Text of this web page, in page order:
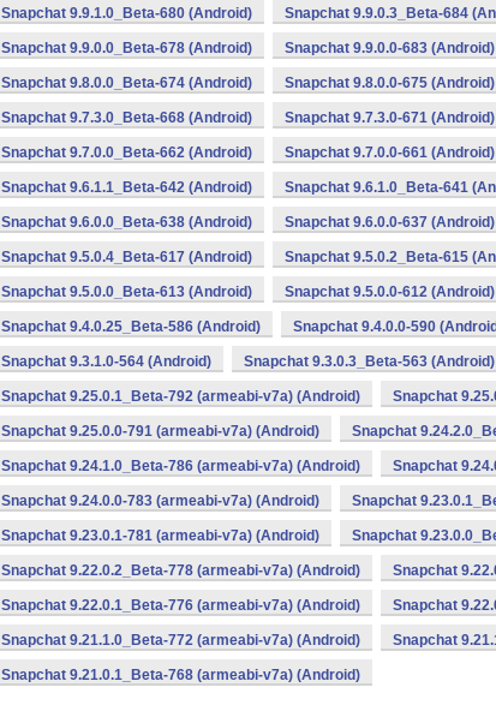
Snapchat 9.9.1.0_Beta-680 (Android) Snapchat 9.9.0.3_Beta-684
Snapchat 9.9.0.0_Beta-678 (Android) Snapchat 9.9.0.0-683 (Android)
Snapchat 9.8.0.0_Beta-674 (Android) Snapchat 9.8.0.0-675 (Android)
Snapchat 9.7.3.0_Beta-668 (Android) Snapchat 9.7.3.0-671 (Android)
Snapchat 9.7.0.0_Beta-662 (Android) Snapchat 9.7.0.0-661 (Android)
Snapchat 9.6.1.1_Beta-642 (Android) Snapchat 9.6.1.0_Beta-641
Snapchat 9.6.0.0_Beta-638 (Android) Snapchat 9.6.0.0-637 (Android)
Snapchat 9.5.0.4_Beta-617 (Android) Snapchat 9.5.0.2_Beta-615
Snapchat 9.5.0.0_Beta-613 (Android) Snapchat 9.5.0.0-612 (Android)
Snapchat 9.4.0.25_Beta-586 (Android) Snapchat 9.4.0.0-590
Snapchat 9.3.1.0-564 (Android) Snapchat 9.3.0.3_Beta-563 (Android)
Snapchat 9.25.0.1_Beta-792 (armeabi-v7a) (Android) Snapchat
Snapchat 9.25.0.0-791 (armeabi-v7a) (Android) Snapchat
Snapchat 9.24.1.0_Beta-786 (armeabi-v7a) (Android) Snapchat
Snapchat 9.24.0.0-783 (armeabi-v7a) (Android) Snapchat
Snapchat 9.23.0.1-781 (armeabi-v7a) (Android) Snapchat
Snapchat 9.22.0.2_Beta-778 (armeabi-v7a) (Android) Snapchat
Snapchat 9.22.0.1_Beta-776 (armeabi-v7a) (Android) Snapchat
Snapchat 9.21.1.0_Beta-772 (armeabi-v7a) (Android) Snapchat
Snapchat 9.21.0.1_Beta-768 (armeabi-v7a) (Android)